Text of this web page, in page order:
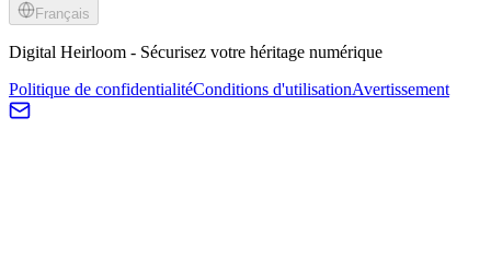
Français
Digital Heirloom - Sécurisez votre héritage numérique
Politique de confidentialitéConditions d'utilisationAvertissement